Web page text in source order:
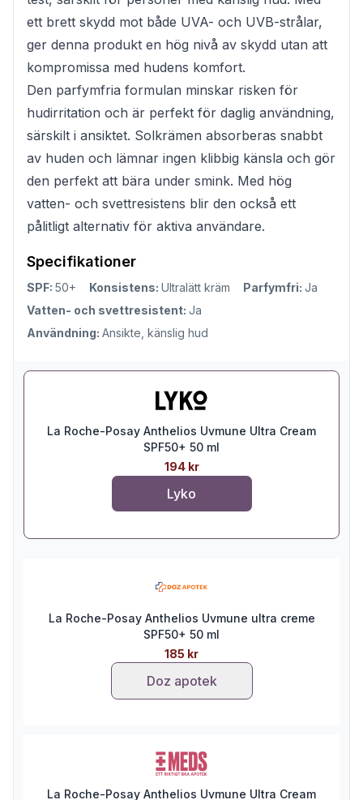
ett brett skydd mot både UVA- och UVB-strålar,
ger denna produkt en hög nivå av skydd utan att
kompromissa med hudens komfort.
Den parfymfria formulan minskar risken för
hudirritation och är perfekt för daglig användning,
särskilt i ansiktet. Solkrämen absorberas snabbt
av huden och lämnar ingen klibbig känsla och gör
den perfekt att bära under smink. Med hög
vatten- och svettresistens blir den också ett
pålitligt alternativ för aktiva användare.
Specifikationer
SPF: 50+ Konsistens: Ultralätt kräm Parfymfri: Ja
Vatten- och svettresistent: Ja
Användning: Ansikte, känslig hud
La Roche-Posay Anthelios Uvmune Ultra Cream
SPF50+ 50 ml
194 kr
Lyko
La Roche-Posay Anthelios Uvmune ultra creme
SPF50+ 50 ml
185 kr
Doz apotek
La Roche-Posay Anthelios Uvmune Ultra Cream